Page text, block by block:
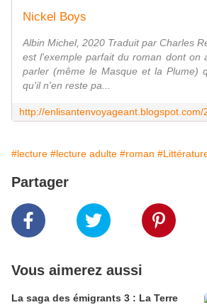
Nickel Boys
Albin Michel, 2020 Traduit par Charles
est l'exemple parfait du roman dont on
parler (même le Masque et la Plume)
qu'il n'en reste pa...
#lecture #lecture adulte #roman
Partager
Vous aimerez aussi
La saga des émigrants 3 : La Terre